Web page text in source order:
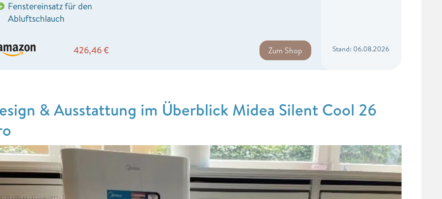
Fenstereinsatz für den
Abluftschlauch
426,46€ Zum Shop Stand: 06.08.2026
& Ausstattung im Überblick Midea Silent Cool 26